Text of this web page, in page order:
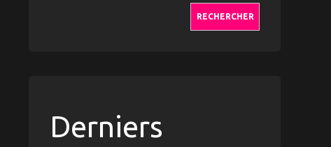
RECHERCHER
Derniers